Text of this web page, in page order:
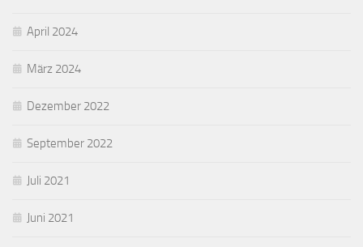
April 2024
März 2024
Dezember 2022
September 2022
Juli 2021
Juni 2021